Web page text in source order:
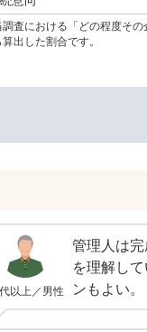
査における「どの程度その
出した割合です。
以上／男性
管理人は
を理解し
ンもよい。